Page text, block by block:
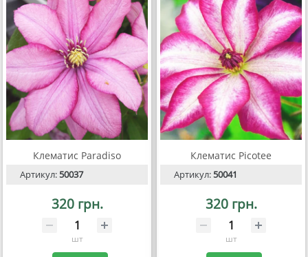
Клематис Paradiso
Артикул:50037
320 грн.
шт
Клематис Picotee
Артикул:50041
320 грн.
шт